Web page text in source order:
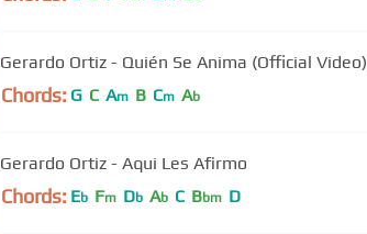
Gerardo Ortiz - Quién Se Anima (Official Video)
Chords: G C Am B Cm Ab
Gerardo Ortiz - Aqui Les Afirmo
Chords: Eb Fm Db Ab C Bbm D